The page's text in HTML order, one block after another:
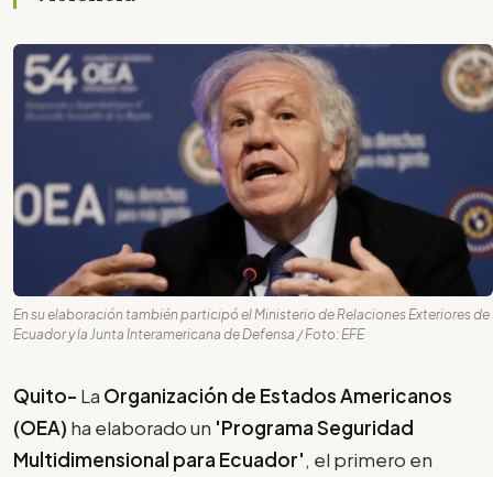
En su elaboración también participó el Ministerio de Relaciones Exteriores de
Ecuador y la Junta Interamericana de Defensa / Foto: EFE
Quito- La Organización de Estados Americanos
(OEA) ha elaborado un 'Programa Seguridad
Multidimensional para Ecuador', el primero en